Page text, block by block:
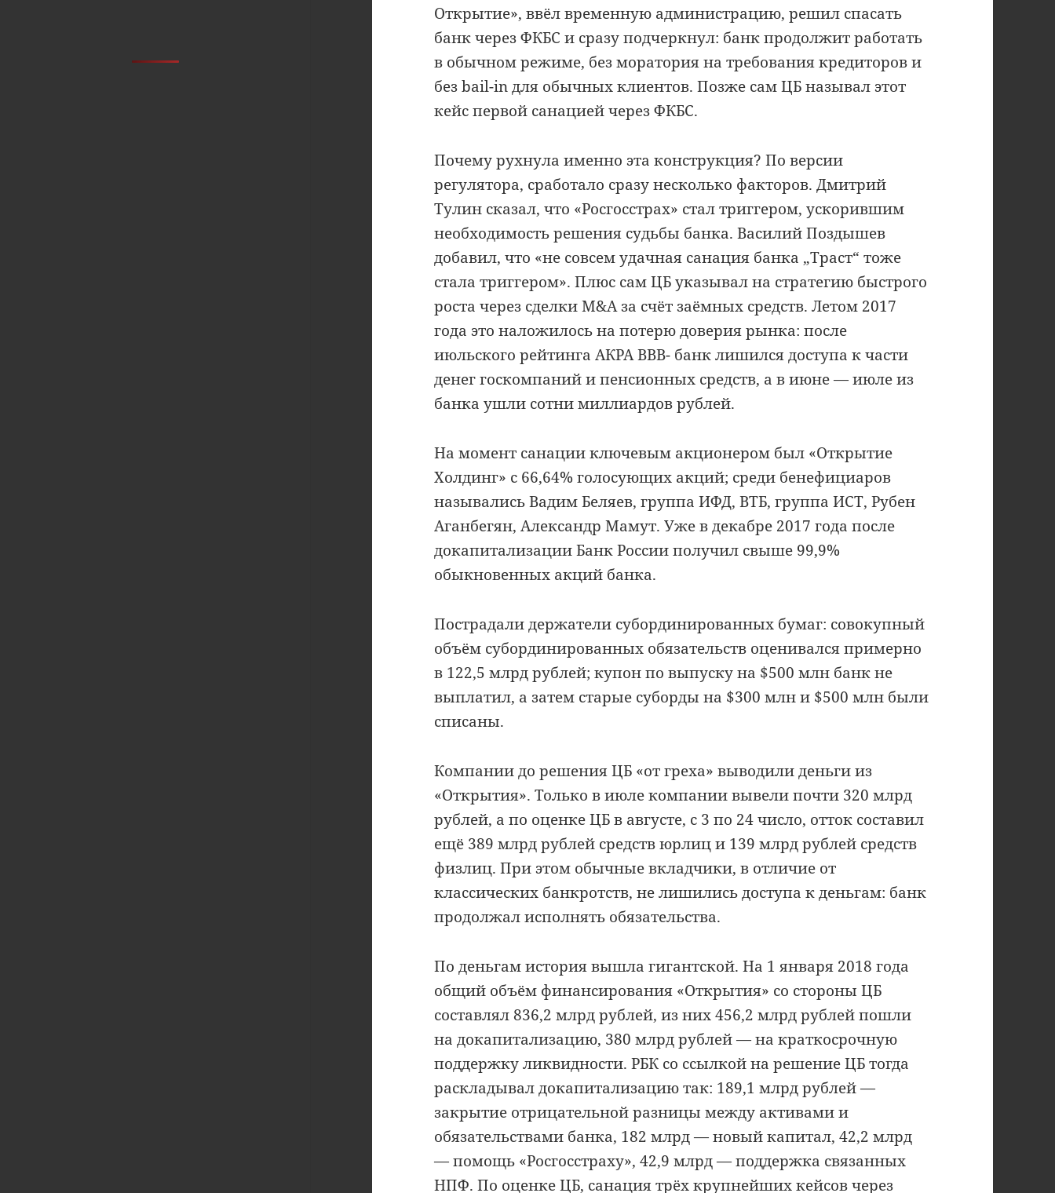
Открытие», ввёл временную администрацию, решил спасать
банк через ФКБС и сразу подчеркнул: банк продолжит работать
в обычном режиме, без моратория на требования кредиторов и
без bail-in для обычных клиентов. Позже сам ЦБ называл этот
кейс первой санацией через ФКБС.
Почему рухнула именно эта конструкция? По версии
регулятора, сработало сразу несколько факторов. Дмитрий
Тулин сказал, что «Росгосстрах» стал триггером, ускорившим
необходимость решения судьбы банка. Василий Поздышев
добавил, что «не совсем удачная санация банка „Траст“ тоже
стала триггером». Плюс сам ЦБ указывал на стратегию быстрого
роста через сделки M&A за счёт заёмных средств. Летом 2017
года это наложилось на потерю доверия рынка: после
июльского рейтинга АКРА BBB- банк лишился доступа к части
денег госкомпаний и пенсионных средств, а в июне — июле из
банка ушли сотни миллиардов рублей.
На момент санации ключевым акционером был «Открытие
Холдинг» с 66,64% голосующих акций; среди бенефициаров
назывались Вадим Беляев, группа ИФД, ВТБ, группа ИСТ, Рубен
Аганбегян, Александр Мамут. Уже в декабре 2017 года после
докапитализации Банк России получил свыше 99,9%
обыкновенных акций банка.
Пострадали держатели субординированных бумаг: совокупный
объём субординированных обязательств оценивался примерно
в 122,5 млрд рублей; купон по выпуску на $500 млн банк не
выплатил, а затем старые суборды на $300 млн и $500 млн были
списаны.
Компании до решения ЦБ «от греха» выводили деньги из
«Открытия». Только в июле компании вывели почти 320 млрд
рублей, а по оценке ЦБ в августе, с 3 по 24 число, отток составил
ещё 389 млрд рублей средств юрлиц и 139 млрд рублей средств
физлиц. При этом обычные вкладчики, в отличие от
классических банкротств, не лишились доступа к деньгам: банк
продолжал исполнять обязательства.
По деньгам история вышла гигантской. На 1 января 2018 года
общий объём финансирования «Открытия» со стороны ЦБ
составлял 836,2 млрд рублей, из них 456,2 млрд рублей пошли
на докапитализацию, 380 млрд рублей — на краткосрочную
поддержку ликвидности. РБК со ссылкой на решение ЦБ тогда
раскладывал докапитализацию так: 189,1 млрд рублей —
закрытие отрицательной разницы между активами и
обязательствами банка, 182 млрд — новый капитал, 42,2 млрд
— помощь «Росгосстраху», 42,9 млрд — поддержка связанных
НПФ. По оценке ЦБ, санация трёх крупнейших кейсов через